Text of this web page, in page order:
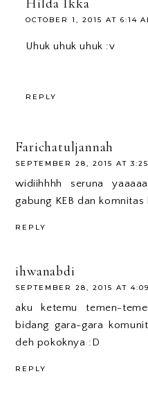
Hilda Ikka
OCTOBER 1, 2015 AT 6:14
Uhuk uhuk uhuk :v
REPLY
Farichatuljannah
SEPTEMBER 28, 2015 AT
widiihhhh seruna
gabung KEB dan
REPLY
ihwanabdi
SEPTEMBER 28, 2015 AT
aku ketemu temen-
bidang gara-gara
deh pokoknya :D
REPLY